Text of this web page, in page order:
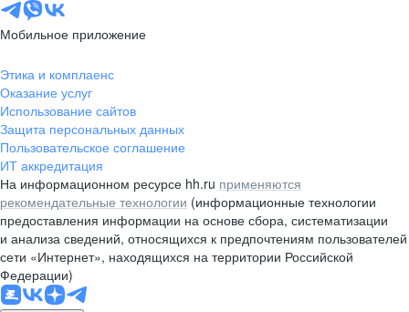
Мобильное приложение
Этика и комплаенс
Оказание услуг
Использование сайтов
Защита персональных данных
Пользовательское соглашение
ИТ аккредитация
На информационном ресурсе hh.ru применяются
рекомендательные технологии (информационные технологии
предоставления информации на основе сбора, систематизации
и анализа сведений, относящихся к предпочтениям пользователей
сети «Интернет», находящихся на территории Российской
Федерации)